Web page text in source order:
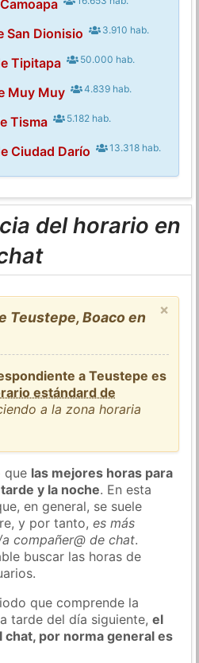
San Dionisio 3.910 hab.
Tipitapa 50.000 hab.
Muy Muy 4.839 hab.
Tisma 5.182 hab.
Ciudad Darío 13.318 hab.
del horario en
×
Teustepe, Boaco en
a Teustepe es
estándard de
a la zona horaria
que las mejores horas para
y la noche. En esta
en general, se suele
y por tanto,es más
compañer@ de chat.
buscar las horas de
que comprende la
tarde del día siguiente,el
chat, por norma general es